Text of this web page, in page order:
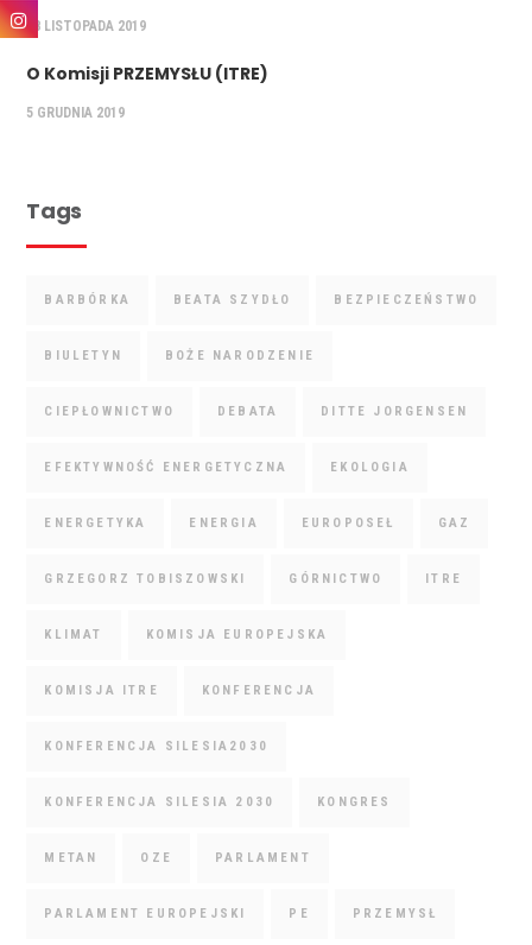
28 LISTOPADA 2019
O Komisji PRZEMYSŁU (ITRE)
5 GRUDNIA 2019
Tags
BARBÓRKA BEATA SZYDŁO BEZPIECZEŃSTWO
BIULETYN BOŻE NARODZENIE
CIEPŁOWNICTWO DEBATA DITTE JORGENSEN
EFEKTYWNOŚĆ ENERGETYCZNA EKOLOGIA
ENERGETYKA ENERGIA EUROPOSEŁ GAZ
GRZEGORZ TOBISZOWSKI GÓRNICTWO ITRE
KLIMAT KOMISJA EUROPEJSKA
KOMISJA ITRE KONFERENCJA
KONFERENCJA SILESIA2030
KONFERENCJA SILESIA 2030 KONGRES
METAN OZE PARLAMENT
PARLAMENT EUROPEJSKI PE PRZEMYSŁ